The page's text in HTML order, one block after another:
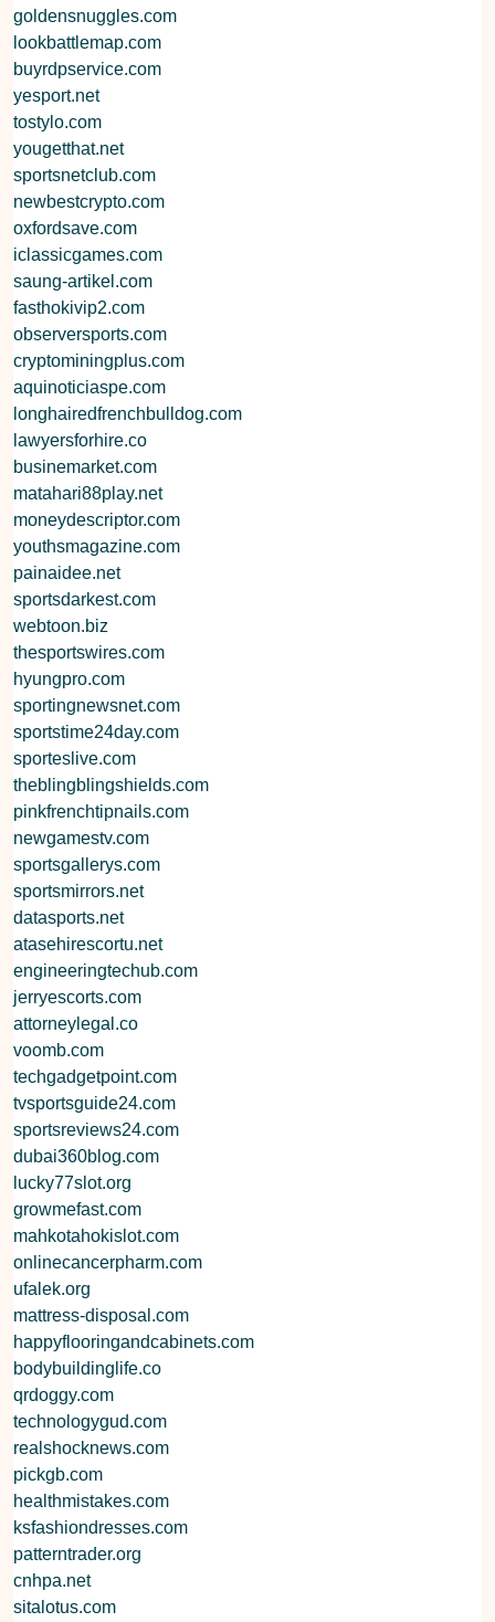
goldensnuggles.com
lookbattlemap.com
buyrdpservice.com
yesport.net
tostylo.com
yougetthat.net
sportsnetclub.com
newbestcrypto.com
oxfordsave.com
iclassicgames.com
saung-artikel.com
fasthokivip2.com
observersports.com
cryptominingplus.com
aquinoticiaspe.com
longhairedfrenchbulldog.com
lawyersforhire.co
businemarket.com
matahari88play.net
moneydescriptor.com
youthsmagazine.com
painaidee.net
sportsdarkest.com
webtoon.biz
thesportswires.com
hyungpro.com
sportingnewsnet.com
sportstime24day.com
sporteslive.com
theblingblingshields.com
pinkfrenchtipnails.com
newgamestv.com
sportsgallerys.com
sportsmirrors.net
datasports.net
atasehirescortu.net
engineeringtechub.com
jerryescorts.com
attorneylegal.co
voomb.com
techgadgetpoint.com
tvsportsguide24.com
sportsreviews24.com
dubai360blog.com
lucky77slot.org
growmefast.com
mahkotahokislot.com
onlinecancerpharm.com
ufalek.org
mattress-disposal.com
happyflooringandcabinets.com
bodybuildinglife.co
qrdoggy.com
technologygud.com
realshocknews.com
pickgb.com
healthmistakes.com
ksfashiondresses.com
patterntrader.org
cnhpa.net
sitalotus.com